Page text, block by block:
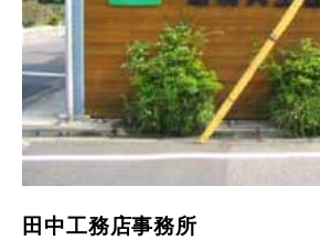
田中工務店事務所